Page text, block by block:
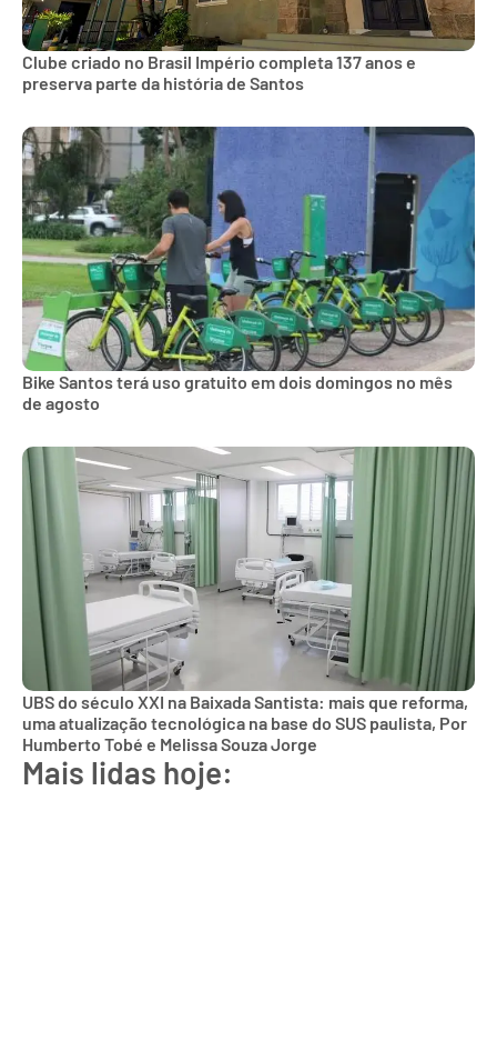
Clube criado no Brasil Império completa 137 anos e
preserva parte da história de Santos
Bike Santos terá uso gratuito em dois domingos no mês
de agosto
UBS do século XXI na Baixada Santista: mais que reforma,
uma atualização tecnológica na base do SUS paulista, Por
Humberto Tobé e Melissa Souza Jorge
Mais lidas hoje: